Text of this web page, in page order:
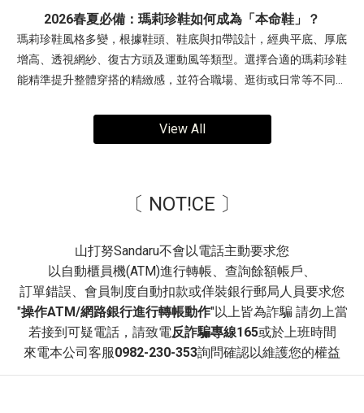
2026春夏必備：瑪莉珍鞋如何成為「本命鞋」？
瑪莉珍鞋風格多變，根據鞋頭、鞋底與扣帶設計，經典平底、厚底
增高、透視網紗、復古方頭及運動風等類型。選擇合適的瑪莉珍鞋
能精準提升整體穿搭的精緻感，並符合職場、逛街或日常等不同場
瑪莉珍鞋穿搭1(左圖)：露肩連身裙，展現「輕熟優雅」感。搭配銀
色帶有未來感與亮度，中和柔和色調，讓整體造型更有精神。 非常
營造溫柔層次感，打造「韓系減齡」風格。 推薦場合~ 校園穿搭、
合自帶「學生氣息」，能瞬間為穿搭注入活力與俏皮感。 白色泡泡
袖洋裝，黑色的滾邊設計與腳上的黑色瑪莉珍鞋首尾呼應，讓整體
色系維持在簡潔的黑白配，顯得俐落又高級。 非常適合看展、書店
約會、或是日常課堂。即便服裝很簡單（如素色洋裝），只要鞋襪
搭得好，穿搭完整度就會很高！ 瑪莉珍 復古交叉帶內增高瑪莉珍
鞋- 平底瑪莉珍鞋：最實穿的日常首選方頭編織紋一字帶瑪莉珍鞋此
View All
〔 NOT!CE 〕
山打努Sandaru不會以電話主動要求您
以自動櫃員機(ATM)進行轉帳、查詢餘額帳戶、
訂單錯誤、會員制度自動扣款或佯裝銀行郵局人員要求您
"操作ATM/網路銀行進行轉帳動作"以上皆為詐騙 請勿上當
若接到可疑電話，請致電反詐騙專線165或於上班時間
來電本公司客服0982-230-353詢問確認以維護您的權益